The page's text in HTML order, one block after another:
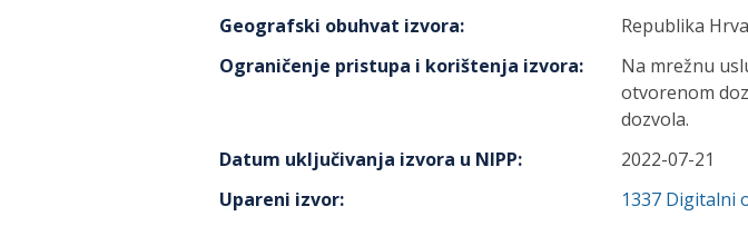
Geografski obuhvat izvora:
Republika
Ograničenje pristupa i korištenja izvora:
Na mrežnu
otvorenom
dozvola.
Datum uključivanja izvora u NIPP:
2022-07-21
Upareni izvor: 1337 Digitalni